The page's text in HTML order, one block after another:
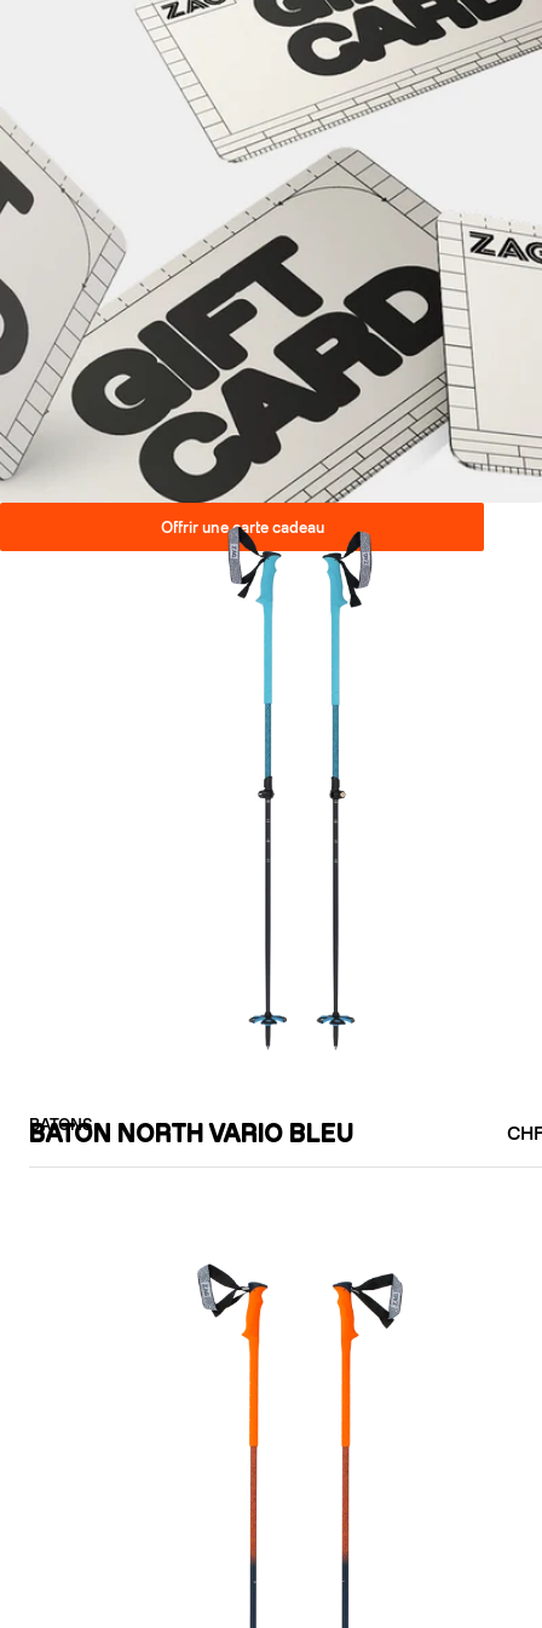
Offrir une carte cadeau
BATONS
BATON NORTH VARIO BLEU